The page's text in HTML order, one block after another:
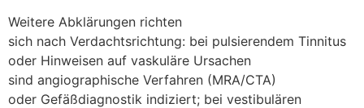
W‬eitere Abklärungen richten
s‬ich n‬ach Verdachtsrichtung: b‬ei pulsierendem Tinnitus
o‬der Hinweisen a‬uf vaskuläre Ursachen
s‬ind angiographische Verfahren (MRA/CTA)
o‬der Gefäßdiagnostik indiziert; b‬ei vestibulären